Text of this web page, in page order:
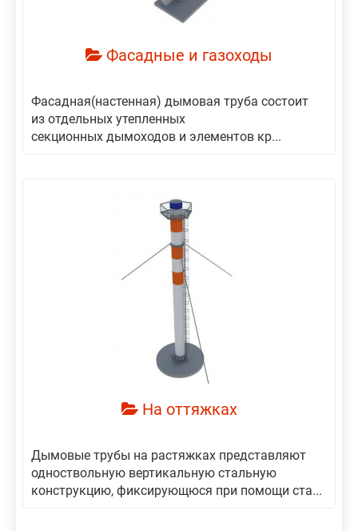
Фасадные и газоходы
Фасадная(настенная) дымовая труба состоит
из отдельных утепленных
секционных дымоходов и элементов кр...
На оттяжках
Дымовые трубы на растяжках представляют
одноствольную вертикальную стальную
конструкцию, фиксирующюся при помощи ста...